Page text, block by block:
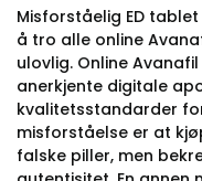
Misforståelig ED
å tro alle online
ulovlig. Online
anerkjente digitale
kvalitetsstandarder
misforståelse er at
falske piller, men